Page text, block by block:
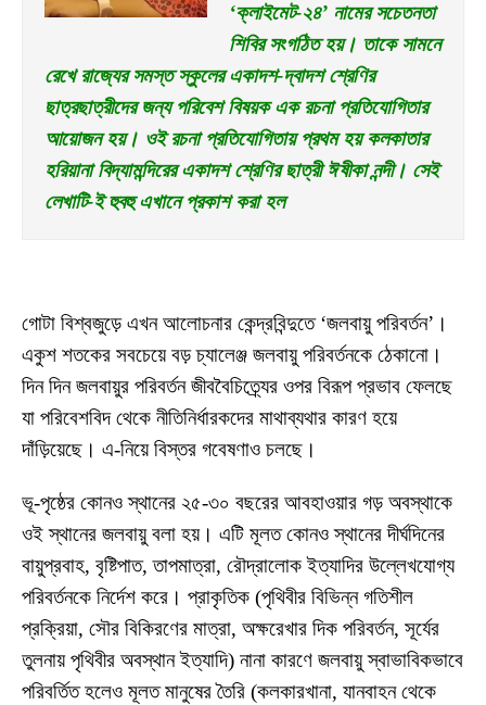
‘ক্লাইমেট-২৪’ নামের সচেতনতা
শিবির সংগঠিত হয়। তাকে সামনে
রেখে রাজ্যের সমস্ত স্কুলের একাদশ-দ্বাদশ শ্রেণির
ছাত্রছাত্রীদের জন্য পরিবেশ বিষয়ক এক রচনা প্রতিযোগিতার
আয়োজন হয়। ওই রচনা প্রতিযোগিতায় প্রথম হয় কলকাতার
হরিয়ানা বিদ্যামন্দিরের একাদশ শ্রেণির ছাত্রী ঈষীকা নন্দী। সেই
লেখাটি-ই হুবহু এখানে প্রকাশ করা হল
গোটা বিশ্বজুড়ে এখন আলোচনার কেন্দ্রবিন্দুতে ‘জলবায়ু পরিবর্তন’।
একুশ শতকের সবচেয়ে বড় চ্যালেঞ্জ জলবায়ু পরিবর্তনকে ঠেকানো।
দিন দিন জলবায়ুর পরিবর্তন জীববৈচিত্র্যের ওপর বিরূপ প্রভাব ফেলছে
যা পরিবেশবিদ থেকে নীতিনির্ধারকদের মাথাব্যথার কারণ হয়ে
দাঁড়িয়েছে। এ-নিয়ে বিস্তর গবেষণাও চলছে।
ভূ-পৃষ্ঠের কোনও স্থানের ২৫-৩০ বছরের আবহাওয়ার গড় অবস্থাকে
ওই স্থানের জলবায়ু বলা হয়। এটি মূলত কোনও স্থানের দীর্ঘদিনের
বায়ুপ্রবাহ, বৃষ্টিপাত, তাপমাত্রা, রৌদ্রালোক ইত্যাদির উল্লেখযোগ্য
পরিবর্তনকে নির্দেশ করে। প্রাকৃতিক (পৃথিবীর বিভিন্ন গতিশীল
প্রক্রিয়া, সৌর বিকিরণের মাত্রা, অক্ষরেখার দিক পরিবর্তন, সূর্যের
তুলনায় পৃথিবীর অবস্থান ইত্যাদি) নানা কারণে জলবায়ু স্বাভাবিকভাবে
পরিবর্তিত হলেও মূলত মানুষের তৈরি (কলকারখানা, যানবাহন থেকে